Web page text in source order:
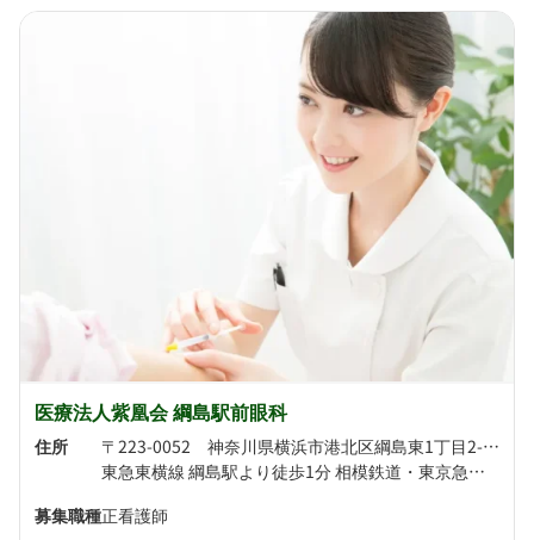
医療法人紫凰会 綱島駅前眼科
住所
〒223-0052 神奈川県横浜市港北区綱島東1丁目2-13 マレットビル4F
東急東横線 綱島駅より徒歩1分 相模鉄道・東京急行電鉄 新綱島駅より徒歩2分
募集職種正看護師